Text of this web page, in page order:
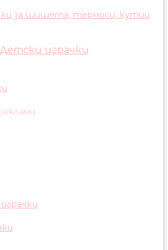
за шишета, термоси, кутии
Детски играчки